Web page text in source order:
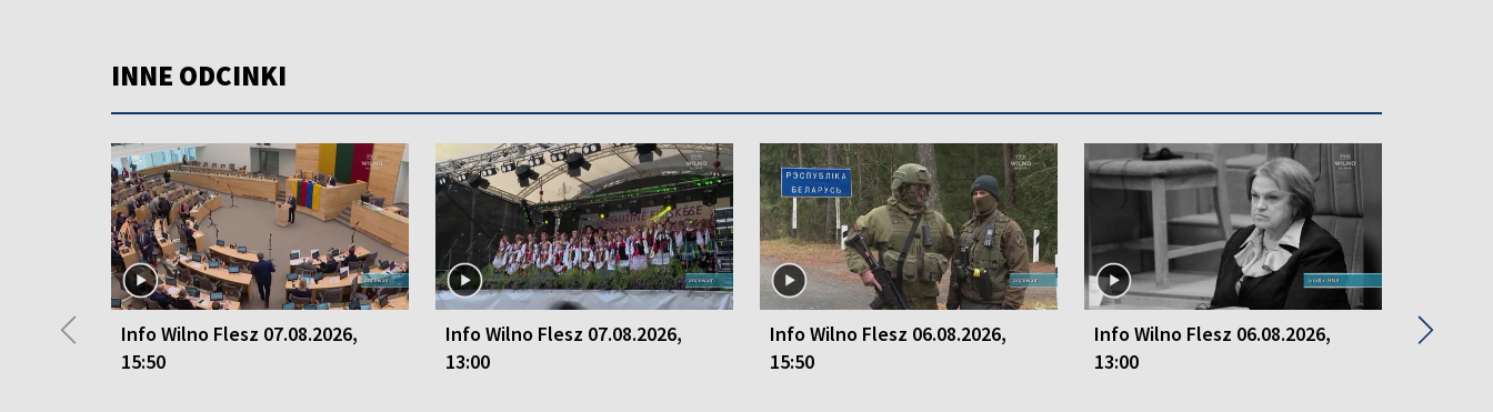
INNE ODCINKI
Info Wilno Flesz 07.08.2026,
15:50
Info Wilno Flesz 07.08.2026,
13:00
Info Wilno Flesz 06.08.2026,
15:50
Info Wilno Flesz 06.08.2026,
13:00
Info
◀ ▶